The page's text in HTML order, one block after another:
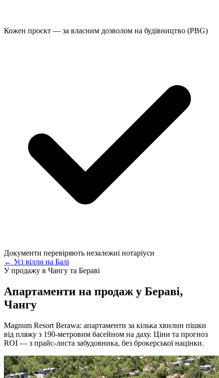
Кожен проєкт — за власним дозволом на будівництво (PBG)
Документи перевіряють незалежні нотаріуси
← Усі вілли на Балі
У продажу в Чангу та Бераві
Апартаменти на продаж у Бераві,
Чангу
Magnum Resort Berawa: апартаменти за кілька хвилин пішки
від пляжу з 190-метровим басейном на даху. Ціни та прогноз
ROI — з прайс-листа забудовника, без брокерської націнки.